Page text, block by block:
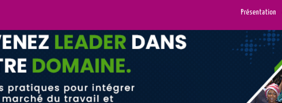
Présentation